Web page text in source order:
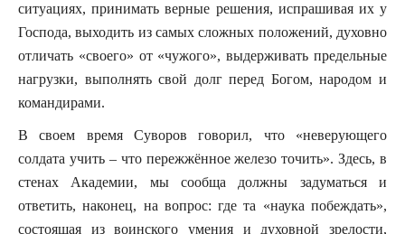
ситуациях, принимать верные решения, испрашивая их у
Господа, выходить из самых сложных положений, духовно
отличать «своего» от «чужого», выдерживать предельные
нагрузки, выполнять свой долг перед Богом, народом и
командирами.
В своем время Суворов говорил, что «неверующего
солдата учить – что пережжённое железо точить». Здесь, в
стенах Академии, мы сообща должны задуматься и
ответить, наконец, на вопрос: где та «наука побеждать»,
состоящая из воинского умения и духовной зрелости,